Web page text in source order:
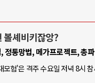
볼셰비키잖앙?
정통망법, 메가프로젝트, 총
험'은 격주 수요일 저녁 8시